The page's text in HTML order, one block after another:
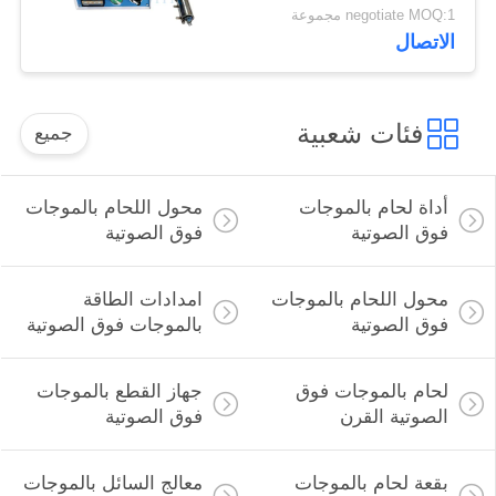
الزجاج بالموجات فوق
الصوتية لصناعة البناء
negotiate MOQ:1 مجموعة
الاتصال
فئات شعبية جميع
أداة لحام بالموجات
فوق الصوتية
محول اللحام بالموجات
فوق الصوتية
محول اللحام بالموجات
فوق الصوتية
امدادات الطاقة
بالموجات فوق الصوتية
لحام بالموجات فوق
الصوتية القرن
جهاز القطع بالموجات
فوق الصوتية
بقعة لحام بالموجات معالج السائل بالموجات